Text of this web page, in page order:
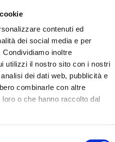
contenuti ed
dei social media e per
inoltre
utilizzi il nostro sito con i nostri
dei dati web, pubblicità e
combinarle con altre
o che hanno raccolto dal
noi